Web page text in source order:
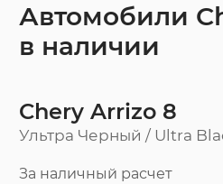
Автомобили
в наличии
Chery Arrizo 8
Ультра Черный / Ultra
За наличный расчет